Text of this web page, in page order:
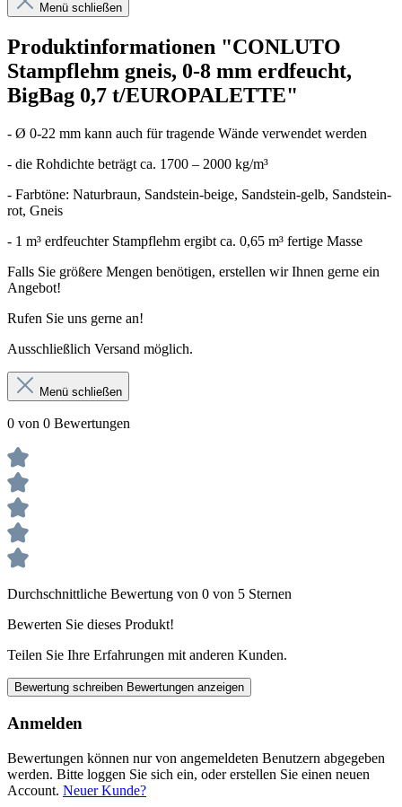
Menü schließen
Produktinformationen "CONLUTO
Stampflehm gneis, 0-8 mm erdfeucht,
BigBag 0,7 t/EUROPALETTE"
- Ø 0-22 mm kann auch für tragende Wände verwendet werden
- die Rohdichte beträgt ca. 1700 – 2000 kg/m³
- Farbtöne: Naturbraun, Sandstein-beige, Sandstein-gelb, Sandstein-
rot, Gneis
- 1 m³ erdfeuchter Stampflehm ergibt ca. 0,65 m³ fertige Masse
Falls Sie größere Mengen benötigen, erstellen wir Ihnen gerne ein
Angebot!
Rufen Sie uns gerne an!
Ausschließlich Versand möglich.
Menü schließen
0 von 0 Bewertungen
Durchschnittliche Bewertung von 0 von 5 Sternen
Bewerten Sie dieses Produkt!
Teilen Sie Ihre Erfahrungen mit anderen Kunden.
Bewertung schreiben Bewertungen anzeigen
Anmelden
Bewertungen können nur von angemeldeten Benutzern abgegeben
werden. Bitte loggen Sie sich ein, oder erstellen Sie einen neuen
Account. Neuer Kunde?